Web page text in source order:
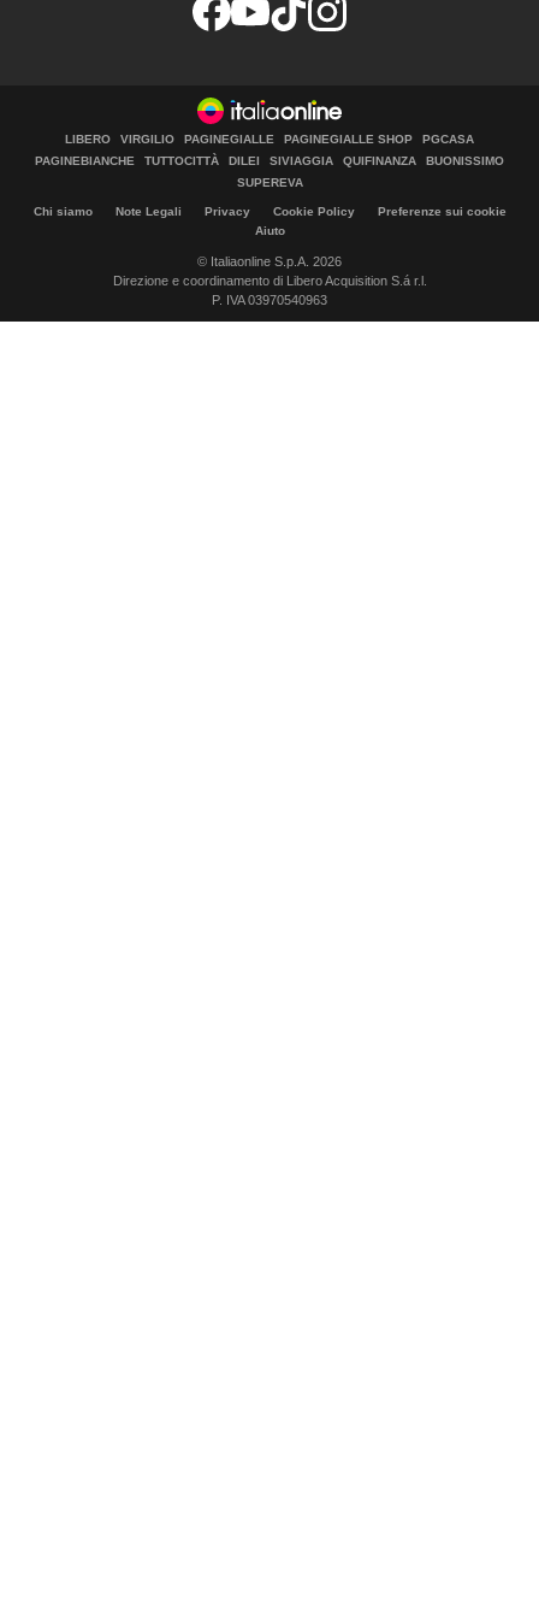
LIBERO VIRGILIO PAGINEGIALLE PAGINEGIALLE SHOP
PGCASA
PAGINEBIANCHE
TUTTOCITTÀ DILEI SIVIAGGIA QUIFINANZA
BUONISSIMO
SUPEREVA
Chi siamo Note Legali Privacy Cookie Policy
Preferenze sui cookie
Aiuto
© Italiaonline S.p.A. 2026
Direzione e coordinamento di Libero Acquisition S.á r.l.
P. IVA 03970540963